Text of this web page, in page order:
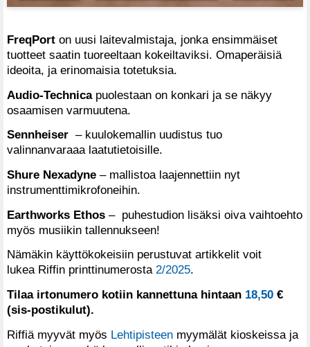
FreqPort on uusi laitevalmistaja, jonka ensimmäiset
tuotteet saatin tuoreeltaan kokeiltaviksi. Omaperäisiä
ideoita, ja erinomaisia totetuksia.
Audio-Technica puolestaan on konkari ja se näkyy
osaamisen varmuutena.
Sennheiser – kuulokemallin uudistus tuo
valinnanvaraaa laatutietoisille.
Shure Nexadyne – mallistoa laajennettiin nyt
instrumenttimikrofoneihin.
Earthworks Ethos – puhestudion lisäksi oiva vaihtoehto
myös musiikin tallennukseen!
Nämäkin käyttökokeisiin perustuvat artikkelit voit
lukea Riffin printtinumerosta 2/2025.
Tilaa irtonumero kotiin kannettuna hintaan 18,50 €
(sis-postikulut).
Riffiä myyvät myös Lehtipisteen myymälät kioskeissa ja